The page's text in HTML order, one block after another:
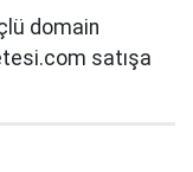
domain
satışa